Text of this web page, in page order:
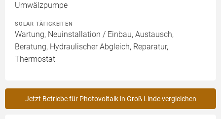
Umwälzpumpe
SOLAR TÄTIGKEITEN
Wartung, Neuinstallation / Einbau, Austausch,
Beratung, Hydraulischer Abgleich, Reparatur,
Thermostat
Jetzt Betriebe für Photovoltaik in Groß Linde vergleichen